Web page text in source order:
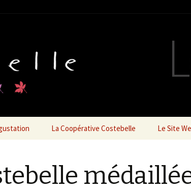
– Le
La Coopérative Costebelle Le Site